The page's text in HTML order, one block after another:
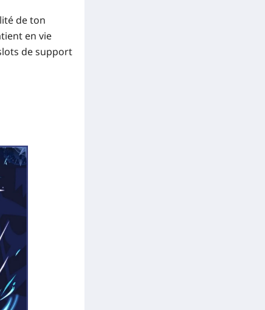
de ton
en vie
de support